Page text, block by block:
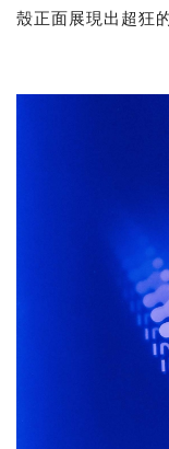
殼正面展現出超狂